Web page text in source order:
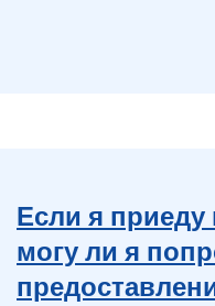
Если я
могу ли я